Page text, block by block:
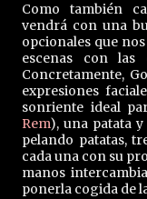
Como también
vendrá con una
opcionales que
escenas con
Concretamente,
expresiones
sonriente ideal
Rem), una patata
pelando patatas,
cada una con su
manos
ponerla cogida de